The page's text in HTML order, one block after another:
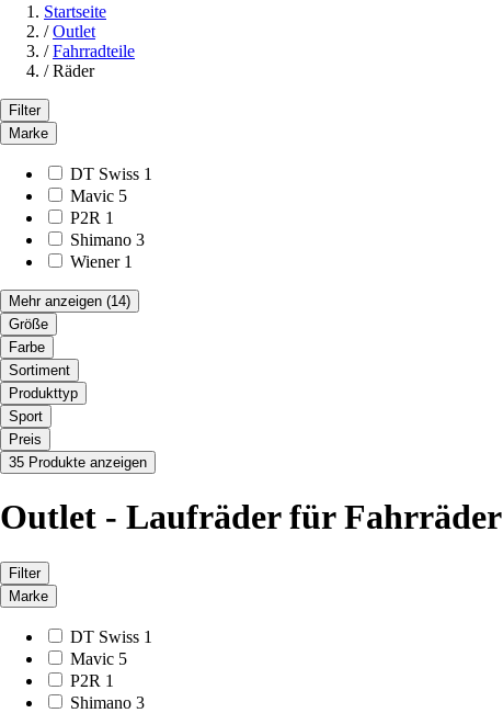
Startseite
/ Outlet
/ Fahrradteile
/ Räder
Filter
Marke
DT Swiss 1
Mavic 5
P2R 1
Shimano 3
Wiener 1
Mehr anzeigen (14)
Größe
Farbe
Sortiment
Produkttyp
Sport
Preis
35 Produkte anzeigen
Outlet - Laufräder für Fahrräder
Filter
Marke
DT Swiss 1
Mavic 5
P2R 1
Shimano 3